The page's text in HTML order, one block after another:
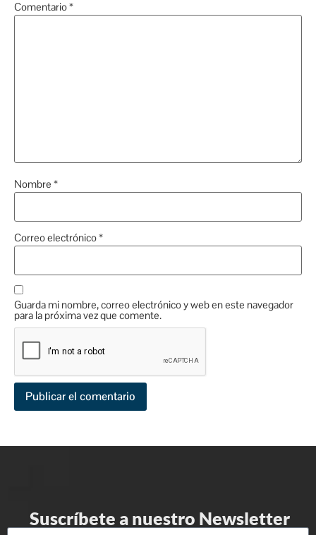
Comentario*
Nombre *
Correo electrónico*
Guarda mi nombre, correo electrónico y web en este navegador
para la próxima vez que comente.
Suscríbete a nuestro Newsletter